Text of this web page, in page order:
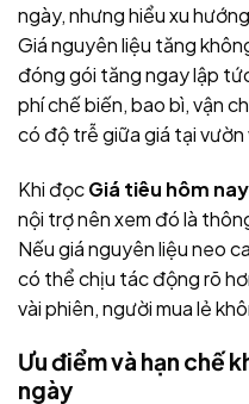
ngày, nhưng hiểu xu
Giá nguyên liệu tăng
đóng gói tăng ngay lập
phí chế biến, bao bì, vận
có độ trễ giữa giá tại vườn
Khi đọcGiá tiêu hôm nay
nội trợ nên xem đó là
Nếu giá nguyên liệu neo
có thể chịu tác động rõ
vài phiên, người mua lẻ
Ưu điểm và hạn chế
ngày